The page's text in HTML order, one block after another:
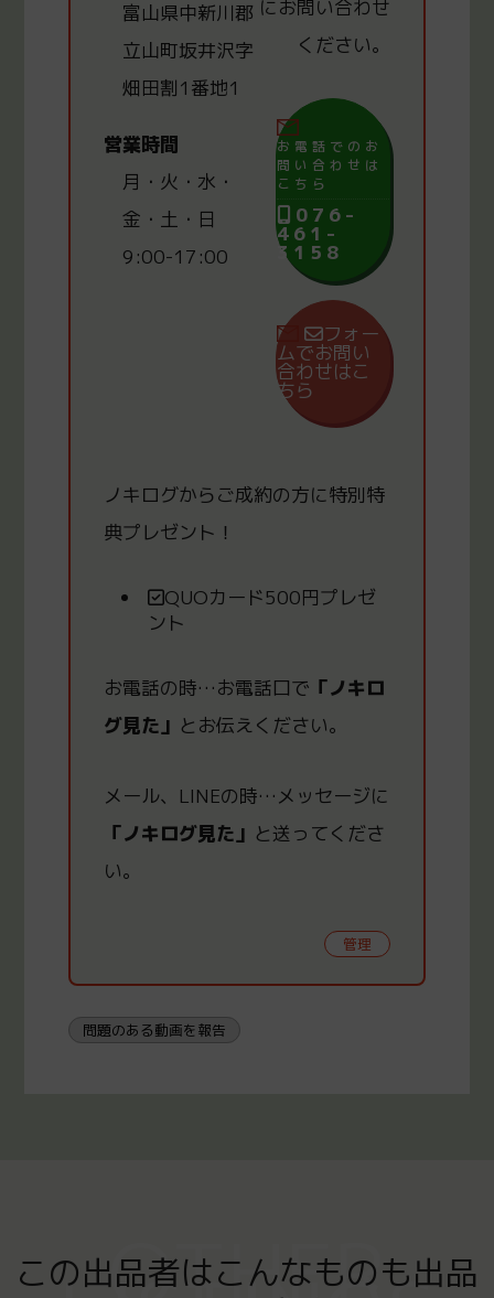
富山県中新川郡
立山町坂井沢字
畑田割1番地1
営業時間
月・火・水・
金・土・日
9:00-17:00
にお問い合わせ
ください。
お電話でのお
問い合わせは
こちら
076-
461-
3158
フォー
ムでお問い
合わせはこ
ちら
ノキログからご成約の方に特別特
典プレゼント！
QUOカード500円プレゼ
ント
お電話の時…お電話口で 「ノキロ
グ見た」 とお伝えください。
メール、LINEの時…メッセージに
「ノキログ見た」 と送ってくださ
い。
管理
問題のある動画を報告
この出品者はこんなものも出品
OTHER